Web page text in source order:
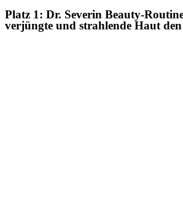
Platz 1: Dr. Severin Beauty-
verjüngte und strahlende Haut